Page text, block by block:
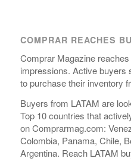
COMPRAR REACHES
Comprar Magazine
impressions. Active buyers
to purchase their inventory
Buyers from LATAM are
Top 10 countries that
on Comprarmag.com:
Colombia, Panama, Chile,
Argentina. Reach LATAM